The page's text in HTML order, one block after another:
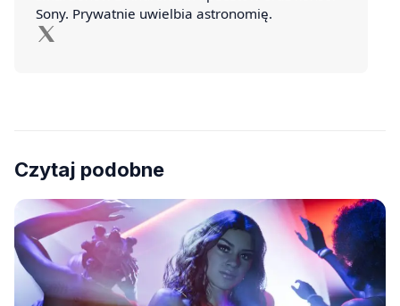
Sony. Prywatnie uwielbia astronomię.
Czytaj podobne